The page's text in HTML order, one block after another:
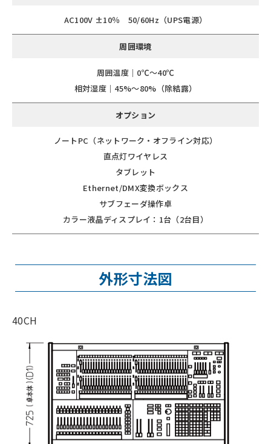
AC100V ±10％ 50/60Hz（UPS電源）
周囲環境
周囲温度｜0℃〜40℃
相対湿度｜45%〜80%（除結露）
オプション
ノートPC（ネットワーク・オフライン対応）
直点灯ワイヤレス
タブレット
Ethernet/DMX変換ボックス
サブフェーダ操作卓
カラー液晶ディスプレイ：1台（2台目）
外形寸法図
40CH